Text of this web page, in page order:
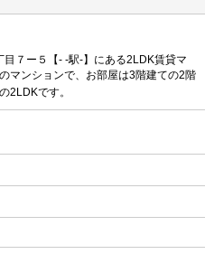
７ー５【- -駅-】にある2LDK賃貸マ
マンションで、お部屋は3階建ての2階
2LDKです。